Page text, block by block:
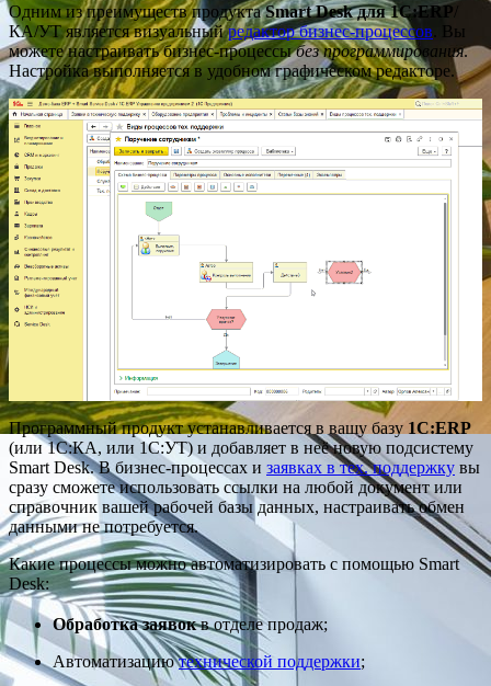
Одним из преимуществ продуктаSmart Desk для 1С:ERP/
КА/УТ является визуальныйредактор бизнес-процессов . Вы
можете настраивать бизнес-процессыбез программирования.
Настройка выполняется в удобном графическом редакторе.
Программный продукт устанавливается в вашу базу 1С:ERP
(или 1С:КА, или 1С:УТ) и добавляет в неё новую подсистему
Smart Desk. В бизнес-процессах и заявках в тех. поддержку вы
сразу сможете использовать ссылки на любой документ или
справочник вашей рабочей базы данных, настраивать обмен
данными не потребуется.
Какие процессы можно автоматизировать с помощью Smart
Desk:
Обработка заявокв отделе продаж;
Автоматизациютехнической поддержки;